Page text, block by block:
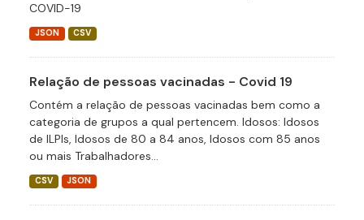
COVID-19
JSON CSV
Relação de pessoas vacinadas - Covid 19
Contém a relação de pessoas vacinadas bem como a
categoria de grupos a qual pertencem. Idosos: Idosos
de ILPIs, Idosos de 80 a 84 anos, Idosos com 85 anos
ou mais Trabalhadores...
CSV JSON